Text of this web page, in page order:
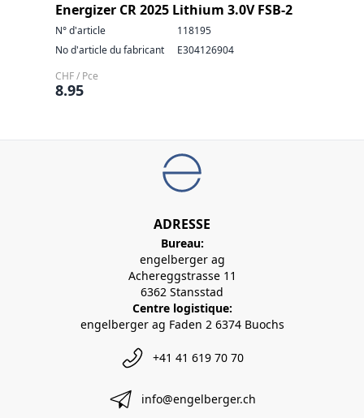
Energizer CR 2025 Lithium 3.0V FSB-2
N° d'article
118195
No d'article du fabricant
E304126904
CHF / Pce
8.95
ADRESSE
Bureau:
engelberger ag
Achereggstrasse 11
6362 Stansstad
Centre logistique:
engelberger ag Faden 2 6374 Buochs
+41 41 619 70 70
info@engelberger.ch